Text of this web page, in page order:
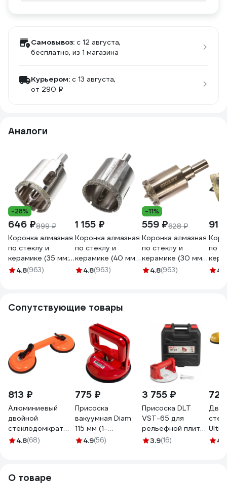
Самовывоз: c 12 августа,
бесплатно, из 1 магазина
Курьером: c 13 августа,
от 290 ₽
Аналоги
-28%
646 ₽899 ₽
Коронка алмазная
по стеклу и
керамике (35 мм;
30 мм) Gigant
4.8(963)
1 155 ₽
Коронка алмазная
по стеклу и
керамике (40 мм;
30 мм) Gigant
4.8(963)
-11%
559 ₽628 ₽
Коронка алмазная
по стеклу и
керамике (30 мм;
30 мм) Gigant
4.8(963)
по
304.8
Сопутствующие товары
813 ₽
Алюминиевый
двойной
стеклодомкрат
100 кг Gigant grf-
4.8(68)
775 ₽
Присоска
вакуумная Diam
115 мм (1-
чашечная) 600114
4.9(56)
3 755 ₽
Присоска DLT
VST-65 для
рельефной плитки
с АВТО
3.9(16) 4.7
О товаре